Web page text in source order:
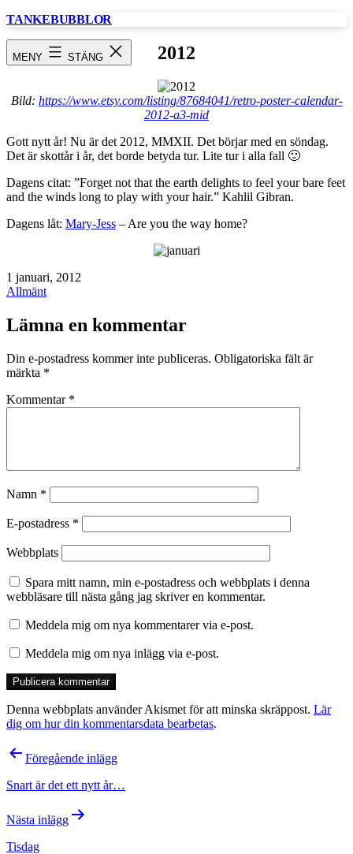
Hoppa
TANKEBUBBLOR
MENY STÄNG 2012
Bild: https://www.etsy.com/listing/87684041/retro-poster-calendar-
2012-a3-mid
Gott nytt år! Nu är det 2012, MMXII. Det börjar med en söndag.
Det är skottår i år, det borde betyda tur. Lite tur i alla fall 🙂
Dagens citat: ”Forget not that the earth delights to feel your bare feet
and the winds long to play with your hair.” Kahlil Gibran.
Dagens låt: Mary-Jess – Are you the way home?
Publicerat
den
1 januari, 2012
Kategoriserat
Allmänt
Lämna en kommentar
Din e-postadress kommer inte publiceras. Obligatoriska fält är
märkta *
Kommentar *
Namn *
E-postadress *
Webbplats
Spara mitt namn, min e-postadress och webbplats i denna
webbläsare till nästa gång jag skriver en kommentar.
Meddela mig om nya kommentarer via e-post.
Meddela mig om nya inlägg via e-post.
Denna webbplats använder Akismet för att minska skräppost. Lär
dig om hur din kommentarsdata bearbetas.
Inläggsnavigering
Föregående inlägg
Snart är det ett nytt år…
Nästa inlägg
Tisdag